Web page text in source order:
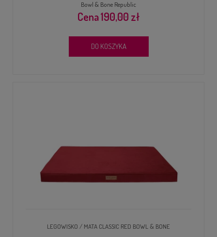
Bowl & Bone Republic
190,00 zł
DO KOSZYKA
LEGOWISKO / MATA CLASSIC RED BOWL & BONE